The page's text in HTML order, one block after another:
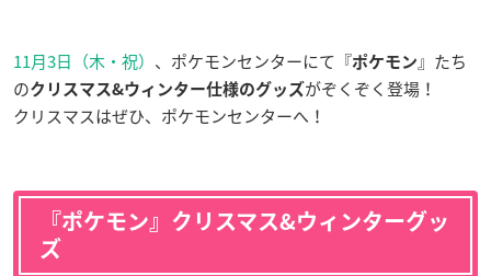
11月3日（木・祝） 、ポケモンセンターにて『ポケモン』たち
のクリスマス&ウィンター仕様のグッズがぞくぞく登場！
クリスマスはぜひ、ポケモンセンターへ！
『ポケモン』クリスマス&ウィンターグッ
ズ